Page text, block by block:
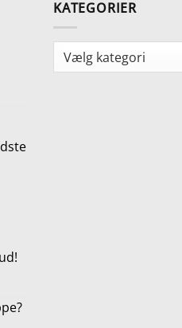
KATEGORIER
Kategorier